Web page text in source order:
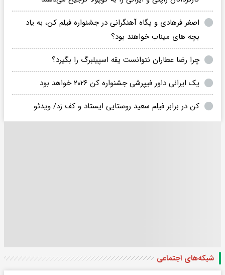
اصغر فرهادی و پگاه آهنگرانی در جشنواره فیلم کن، به یاد
بچه های میناب خواهند بود؟
چرا رضا عطاران نتوانست یقه اسپیلبرگ را بگیرد؟
یک ایرانی داور فیپرشی جشنواره کن ۲۰۲۶ خواهد بود
کن در برابر فیلم سعید روستایی ایستاد و کف زد/ ویدئو
شبکه‌های اجتماعی